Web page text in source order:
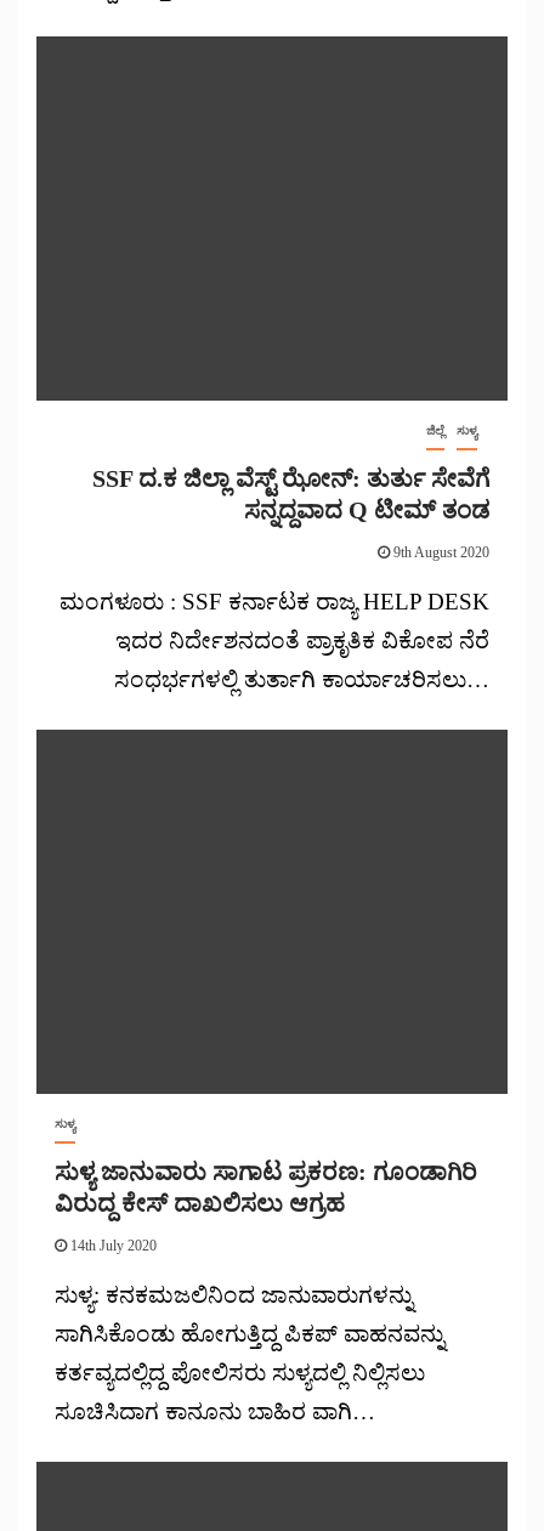
ಜಿಲ್ಲೆ ಸುಳ್ಯ
SSF ದ.ಕ ಜಿಲ್ಲಾ ವೆಸ್ಟ್‌ ಝೋನ್: ತುರ್ತು ಸೇವೆಗೆ
ಸನ್ನದ್ದವಾದ Q ಟೀಮ್ ತಂಡ
9th August 2020
ಮಂಗಳೂರು : SSF ಕರ್ನಾಟಕ ರಾಜ್ಯ HELP DESK
ಇದರ ನಿರ್ದೇಶನದಂತೆ ಪ್ರಾಕೃತಿಕ ವಿಕೋಪ ನೆರೆ
ಸಂಧರ್ಭಗಳಲ್ಲಿ ತುರ್ತಾಗಿ ಕಾರ್ಯಾಚರಿಸಲು…
ಸುಳ್ಯ
ಸುಳ್ಯ ಜಾನುವಾರು ಸಾಗಾಟ ಪ್ರಕರಣ: ಗೂಂಡಾಗಿರಿ
ವಿರುದ್ದ ಕೇಸ್ ದಾಖಲಿಸಲು ಆಗ್ರಹ
14th July 2020
ಸುಳ್ಯ: ಕನಕಮಜಲಿನಿಂದ ಜಾನುವಾರುಗಳನ್ನು
ಸಾಗಿಸಿಕೊಂಡು ಹೋಗುತ್ತಿದ್ದ ಪಿಕಪ್ ವಾಹನವನ್ನು
ಕರ್ತವ್ಯದಲ್ಲಿದ್ದ ಪೋಲಿಸರು ಸುಳ್ಯದಲ್ಲಿ ನಿಲ್ಲಿಸಲು
ಸೂಚಿಸಿದಾಗ ಕಾನೂನು ಬಾಹಿರ ವಾಗಿ…